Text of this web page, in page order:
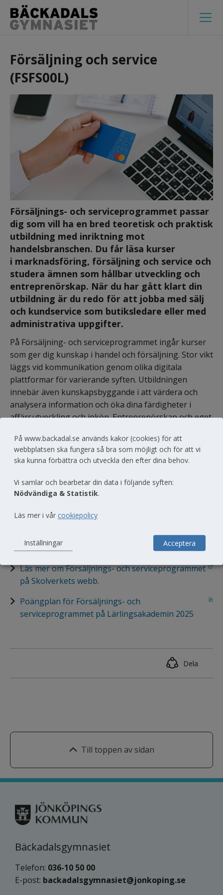
Försäljning och service
(FSFS00L)
Försäljnings- och serviceprogrammet passar
dig som vill ha en bred teoretisk och praktisk
utbildning med inriktning mot
handelsbranschen. Du får läsa kurser
i marknadsföring, försäljning och service och
studera ämnen som hållbar utveckling och
entreprenörskap. När du har gått klart din
utbildning är du redo för att jobba med sälj
och kundservice som butiksledare eller med
administrativa uppgifter.
På Försäljning- och serviceprogrammet ingår kurser
som ger dig kunskap i handel och försäljning. Stor vikt
läggs vid kommunikation genom olika digitala
plattformar för varierande syften. Utbildningen
innebär även kunskapsbyggande i att värdera och
analysera information och öka dina färdigheter i
affärsutveckling och inköp. Entreprenörskap och eget
Efter examen ska du ha den kunskap som behövs för
att arbeta med försäljning och service inom
inköpsassistent eller kundservicemedarbetare.
vid ansökan:
FSFS00L
Läs mer om Försäljnings- och serviceprogrammet
på Skolverkets webb.
Länk till annan webbplats.
Poängplan för Försäljnings- och
serviceprogrammet på Lärlingsakademin 2025
pdf, 741.1 kB, öppnas i nytt fönster.
Dela
Till toppen av sidan
Bäckadalsgymnasiet
Telefon: 036-10 50 00
E-post: backadalsgymnasiet@jonkoping.se
På www.backadal.se används kakor (cookies) för att
webbplatsen ska fungera så bra som möjligt och för att vi
ska kunna förbättra och utveckla den efter dina behov.
Vi samlar och bearbetar din data i följande syften:
Nödvändiga & Statistik.
Läs mer i vår cookiepolicy
Inställningar Acceptera